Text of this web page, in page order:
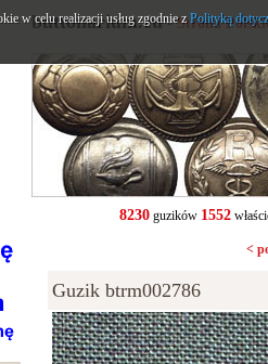
buttonarium.eu- Strona
8230guzików 1552
<
Guzik btrm002786
w celu realizacji usług zgodnie zPolityką